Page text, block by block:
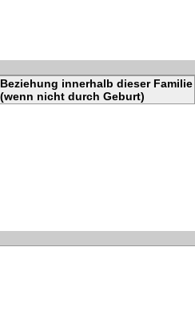
Beziehung innerhalb dieser Familie
(wenn nicht durch Geburt)